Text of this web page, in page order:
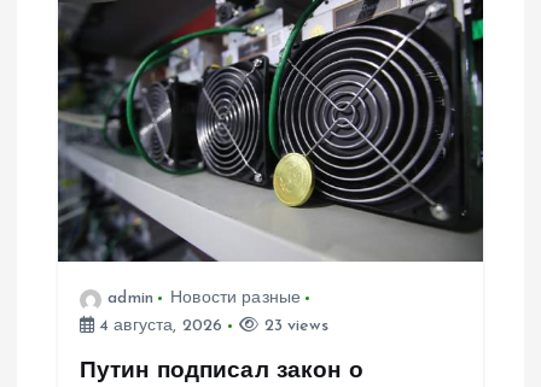
admin
Новости разные
4 августа, 2026
23 views
Путин подписал закон о